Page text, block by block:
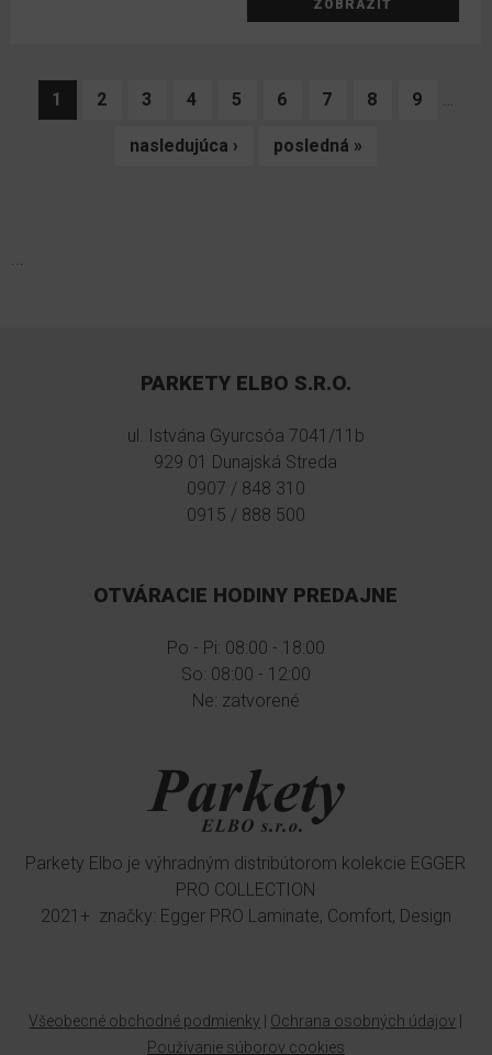
ZOBRAZIŤ
1 2 3 4 5 6 7 8 9 …
nasledujúca › posledná »
...
PARKETY ELBO S.R.O.
ul. Istvána Gyurcsóa 7041/11b
929 01 Dunajská Streda
0907 / 848 310
0915 / 888 500
OTVÁRACIE HODINY PREDAJNE
Po - Pi: 08:00 - 18:00
So: 08:00 - 12:00
Ne: zatvorené
Parkety Elbo je výhradným distribútorom kolekcie EGGER
PRO COLLECTION
2021+ značky: Egger PRO Laminate, Comfort, Design
Všeobecné obchodné podmienky Ochrana osobných údajov
Používanie súborov cookies